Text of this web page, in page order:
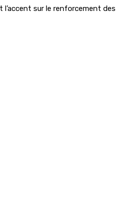
sur le renforcement des